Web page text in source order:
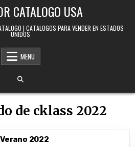
CATALOGO USA
| CATALOGOS PARA VENDER EN ESTADOS
UNIDOS
MENU
de cklass 2022
2022